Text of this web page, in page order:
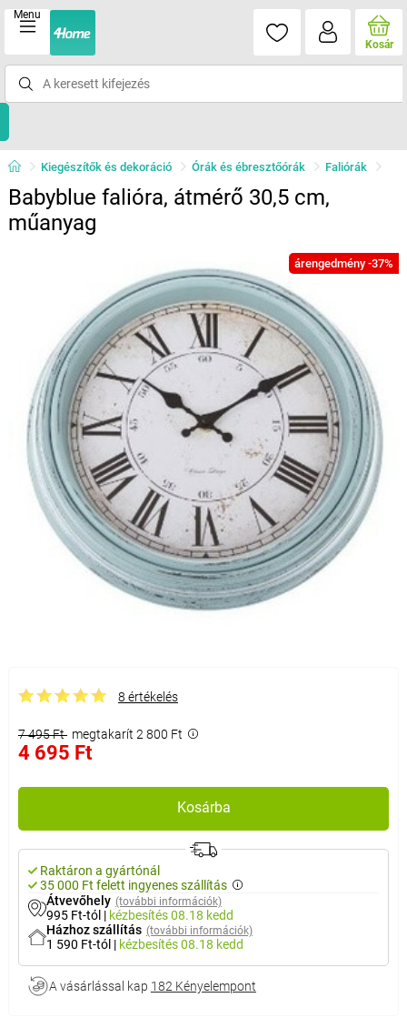
Menu
Kosár
Kiegészítők és dekoráció Órák és ébresztőórák Faliórák
Babyblue falióra, átmérő 30,5 cm,
műanyag
árengedmény -37%
8 értékelés
7 495 Ft megtakarít 2 800 Ft
4 695 Ft
Kosárba
Raktáron a gyártónál
35 000 Ft felett ingyenes szállítás
Átvevőhely (további információk)
995 Ft-tól | kézbesítés08.18 kedd
Házhoz szállítás (további információk)
1 590 Ft-tól | kézbesítés08.18 kedd
A vásárlással kap 182 Kényelempont